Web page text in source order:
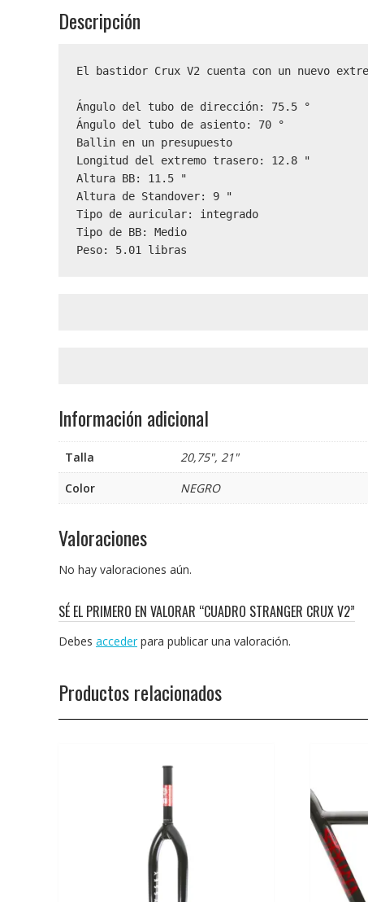
Descripción
El bastidor Crux V2 cuenta con un nuevo
Ángulo del tubo de dirección: 75.5 °
Ángulo del tubo de asiento: 70 °
Ballin en un presupuesto
Longitud del extremo trasero: 12.8 "
Altura BB: 11.5 "
Altura de Standover: 9 "
Tipo de auricular: integrado
Tipo de BB: Medio
Peso: 5.01 libras
Información adicional
Talla
20,75", 21"
Color
NEGRO
Valoraciones
No hay valoraciones aún.
SÉ EL PRIMERO EN VALORAR “CUADRO STRANGER CRUX V2”
Debes accederpara publicar una valoración.
Productos relacionados